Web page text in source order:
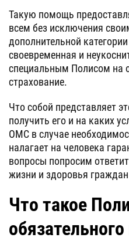
Такую помощь
всем без исключения
дополнительной
своевременная и
специальным Полисом на
страхование.
Что собой представляет
получить его и на каких
ОМС в случае
налагает на человека
вопросы попросим
жизни и здоровья
Что такое